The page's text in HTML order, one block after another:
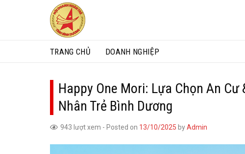
TRANG CHỦ DOANH NGHIỆP
Happy One Mori: Lựa Chọn An
Nhân Trẻ Bình Dương
943 lượt xem - Posted on 13/10/2025 byAdmin